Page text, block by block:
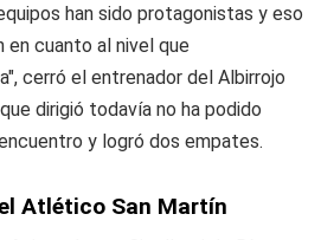
han sido protagonistas y eso
cuanto al nivel que
cerró el entrenador del Albirrojo
dirigió todavía no ha podido
y logró dos empates.
Atlético San Martín